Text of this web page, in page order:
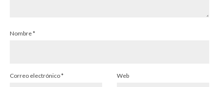
Nombre*
Correo electrónico* Web